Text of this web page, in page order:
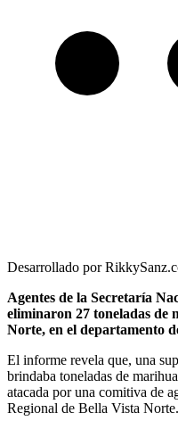
Desarrollado por
Agentes de la Secretaría Nacional Antidrogas (Senad)
eliminaron 27 toneladas de
Norte, en el departamento
El informe revela que, una
brindaba toneladas de
atacada por una comitiva de
Regional de Bella Vista Norte.